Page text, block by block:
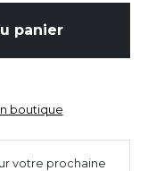
panier
boutique
votre prochaine